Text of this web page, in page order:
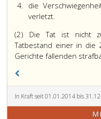
4. die
verletzt.
(2) Die Tat ist nicht
Tatbestand einer in die
Gerichte fallenden
In Kraft seit 01.01.2014 bis